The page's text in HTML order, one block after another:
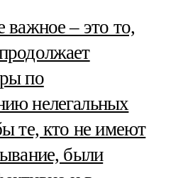
важное – это то,
по
нелегальных
те, кто не имеют
были